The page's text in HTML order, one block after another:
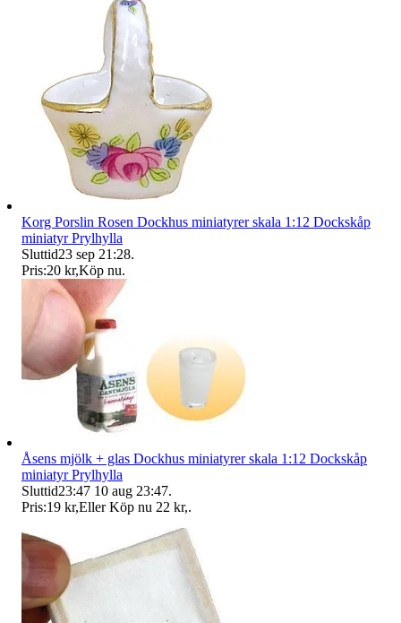
Korg Porslin Rosen Dockhus miniatyrer skala 1:12 Dockskåp
miniatyr Prylhylla
Sluttid23 sep 21:28.
Pris:20 kr,Köp nu.
Åsens mjölk + glas Dockhus miniatyrer skala 1:12 Dockskåp
miniatyr Prylhylla
Sluttid23:47 10 aug 23:47.
Pris:19 kr,Eller Köp nu 22 kr,.